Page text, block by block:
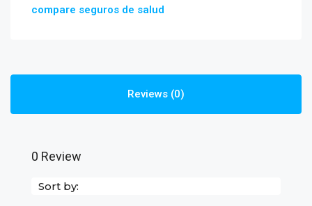
compare seguros de salud
Reviews (0)
0 Review
Sort by: